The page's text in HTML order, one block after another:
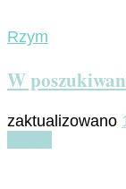
Rzym
W
zaktualizowano